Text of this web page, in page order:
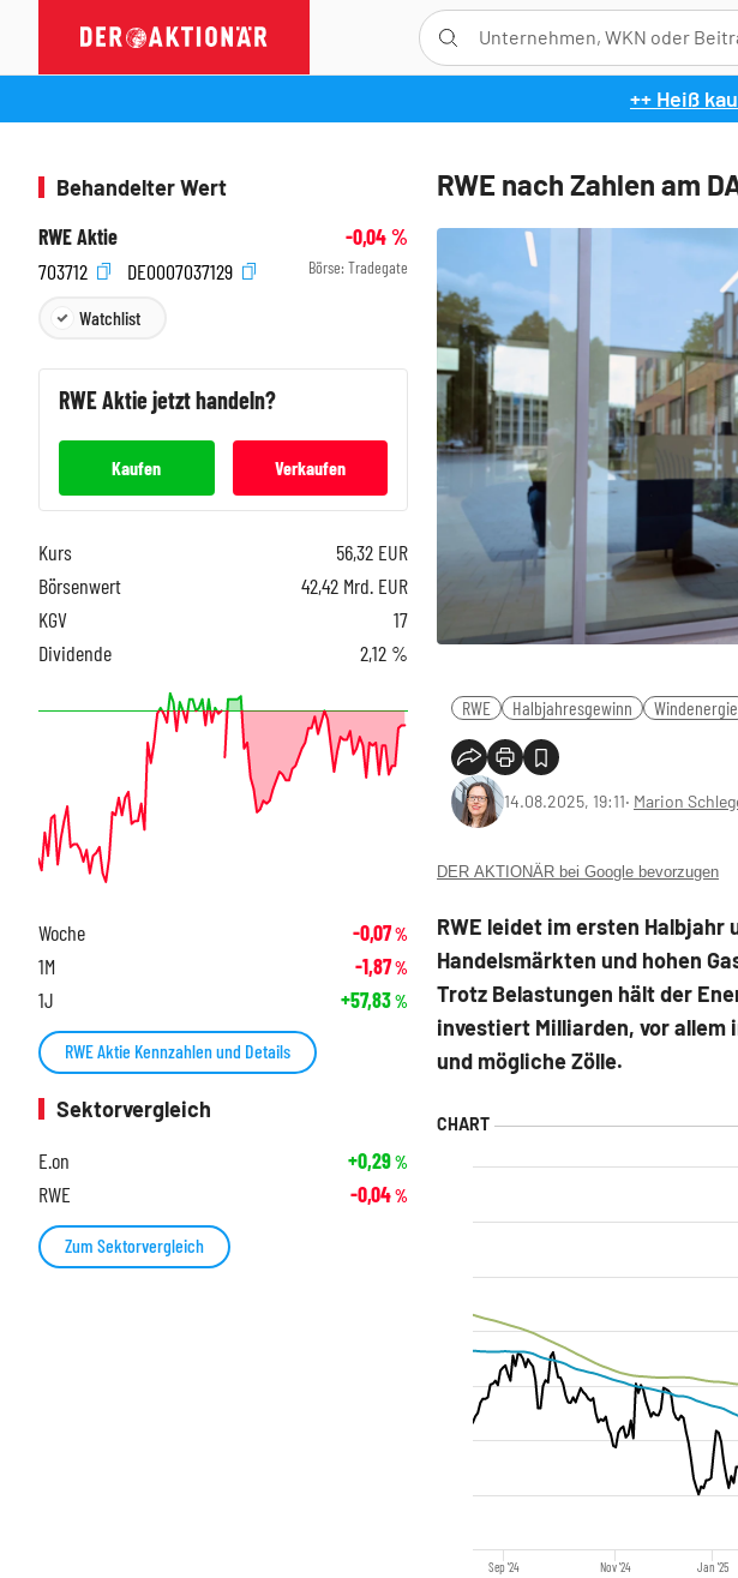
++ Heiß
RWE nach Zahlen am
RWE Halbjahresgewinn Windenergie
14.08.2025, 19:11‧ Marion
DER AKTIONÄR bei Google bevorzugen
RWE leidet im ersten
Handelsmärkten und hohen
Trotz Belastungen hält der
investiert Milliarden, vor allem
und mögliche Zölle.
Sep '24 Nov '24 Jan '25
Behandelter Wert
RWE Aktie
-0,04%
703712
DE0007037129 Börse: Tradegate
Watchlist
RWEAktie jetzt handeln?
Kaufen Verkaufen
Kurs 56,32 EUR
Börsenwert
42,42 Mrd. EUR
KGV
17
Dividende
2,12 %
Woche -0,07%
1M -1,87%
1J +57,83%
RWE Aktie Kennzahlen und Details
Sektorvergleich
E.on
+0,29%
RWE -0,04%
Zum Sektorvergleich